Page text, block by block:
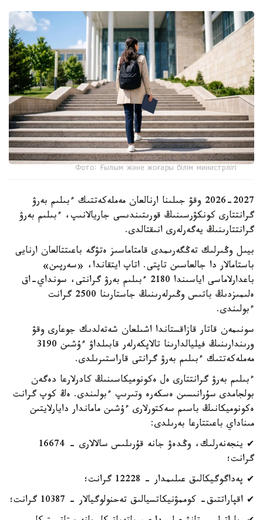
Фото: Ғылым және жоғары білім министрлігі
2026-2027 وقۋ جىلىنا ارنالعان مەملەكەتتىك ءبىلىم بەرۋ
گرانتتارى كونكۋرسىنىڭ قورىتىندىسى جاريالانىپ، ءبىلىم بەرۋ
گرانتتارىنىڭ يەگەرلەرى انىقتالدى.
بيىل وڭىرلىك تەڭگەرىمدى قامتاماسىز ەتۋگە باعىتتالعان ارنايى
باستامالار دا جالعاسىن تاپتى. اتاپ ايتقاندا، «سەرپىن»
باعدارلاماسى اياسىندا 2180 ءبىلىم بەرۋ گرانتى، سونداي-اق
ەلىمىزدىڭ باتىس وڭىرلەرىنىڭ جاستارىنا 2500 گرانت
ءبولىندى.
سونىمەن قاتار قازاقستاندا اشىلعان شەتەلدىك جوعارى وقۋ
ورىندارىنىڭ فيليالدارىنا تالاپكەرلەر قابىلداۋ ءۇشىن 3190
مەملەكەتتىك ءبىلىم بەرۋ گرانتى قاراستىرىلدى.
ءبىلىم بەرۋ گرانتتارى ەل ەكونوميكاسىنىڭ كادرلارعا دەگەن
بولجامدى سۇرانىسىن ەسكەرە وتىرىپ ءبولىندى. ەڭ كوپ گرانت
ەكونوميكانىڭ باسىم سەكتورلارى ءۇشىن ماماندار دايارلايتىن
مىناداي باعىتتارعا بەرىلدى:
✔ ينجەنەرلىك، وڭدەۋ جانە قۇرىلىس سالالارى - 16674
گرانت؛
✔ پەداگوگيكالىق عىلىمدار - 12228 گرانت؛
✔ اقپاراتتىق- كوممۋنيكاتسيالىق تەحنولوگيالار - 10387 گرانت؛